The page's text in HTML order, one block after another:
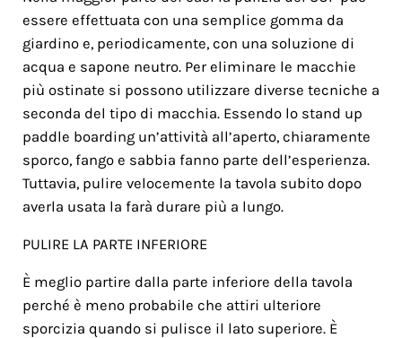
essere effettuata con una semplice gomma da
giardino e, periodicamente, con una soluzione di
acqua e sapone neutro. Per eliminare le macchie
più ostinate si possono utilizzare diverse tecniche a
seconda del tipo di macchia. Essendo lo stand up
paddle boarding un’attività all’aperto, chiaramente
sporco, fango e sabbia fanno parte dell’esperienza.
Tuttavia, pulire velocemente la tavola subito dopo
averla usata la farà durare più a lungo.
PULIRE LA PARTE INFERIORE
È meglio partire dalla parte inferiore della tavola
perché è meno probabile che attiri ulteriore
sporcizia quando si pulisce il lato superiore. È